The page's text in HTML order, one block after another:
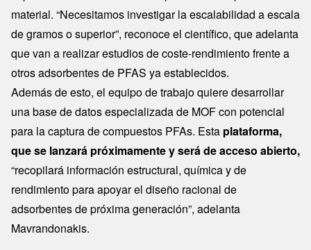
material. “Necesitamos investigar la escalabilidad a escala
de gramos o superior”, reconoce el científico, que adelanta
que van a realizar estudios de coste-rendimiento frente a
otros adsorbentes de PFAS ya establecidos.
Además de esto, el equipo de trabajo quiere desarrollar
una base de datos especializada de MOF con potencial
para la captura de compuestos PFAs. Esta plataforma,
que se lanzará próximamente y será de acceso abierto,
“recopilará información estructural, química y de
rendimiento para apoyar el diseño racional de
adsorbentes de próxima generación”, adelanta
Mavrandonakis.